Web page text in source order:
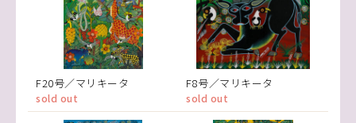
F20号／マリキータ
sold out
F8号／マリキータ
sold out